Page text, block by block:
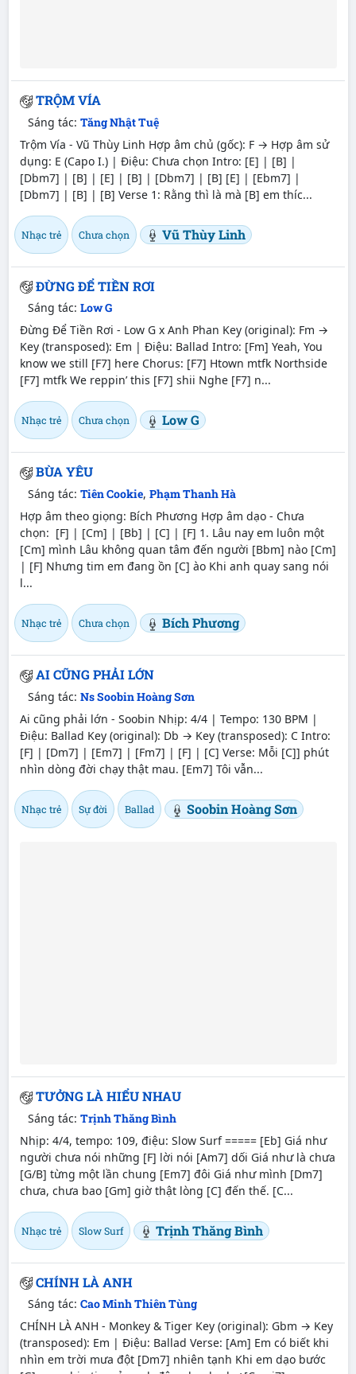
TRỘM VÍA
Sáng tác: Tăng Nhật Tuệ
Trộm Vía - Vũ Thùy Linh Hợp âm chủ (gốc): F → Hợp âm sử
dụng: E (Capo I.) | Điệu: Chưa chọn Intro: [E] | [B] |
[Dbm7] | [B] | [E] | [B] | [Dbm7] | [B] [E] | [Ebm7] |
[Dbm7] | [B] | [B] Verse 1: Rằng thì là mà [B] em thíc...
Nhạc trẻ Chưa chọn Vũ Thùy Linh
ĐỪNG ĐỂ TIỀN RƠI
Sáng tác: Low G
Đừng Để Tiền Rơi - Low G x Anh Phan Key (original): Fm →
Key (transposed): Em | Điệu: Ballad Intro: [Fm] Yeah, You
know we still [F7] here Chorus: [F7] Htown mtfk Northside
[F7] mtfk We reppin’ this [F7] shii Nghe [F7] n...
Nhạc trẻ Chưa chọn Low G
BÙA YÊU
Sáng tác: Tiên Cookie, Phạm Thanh Hà
Hợp âm theo giọng: Bích Phương Hợp âm dạo - Chưa
chọn: [F] | [Cm] | [Bb] | [C] | [F] 1. Lâu nay em luôn một
[Cm] mình Lâu không quan tâm đến người [Bbm] nào [Cm]
| [F] Nhưng tim em đang ồn [C] ào Khi anh quay sang nói
l...
Nhạc trẻ Chưa chọn Bích Phương
AI CŨNG PHẢI LỚN
Sáng tác: Ns Soobin Hoàng Sơn
Ai cũng phải lớn - Soobin Nhịp: 4/4 | Tempo: 130 BPM |
Điệu: Ballad Key (original): Db → Key (transposed): C Intro:
[F] | [Dm7] | [Em7] | [Fm7] | [F] | [C] Verse: Mỗi [C]] phút
nhìn dòng đời chạy thật mau. [Em7] Tôi vẫn...
Nhạc trẻ Sự đời Ballad Soobin Hoàng Sơn
TƯỞNG LÀ HIỂU NHAU
Sáng tác: Trịnh Thăng Bình
Nhịp: 4/4, tempo: 109, điệu: Slow Surf ===== [Eb] Giá như
người chưa nói những [F] lời nói [Am7] dối Giá như là chưa
[G/B] từng một lần chung [Em7] đôi Giá như mình [Dm7]
chưa, chưa bao [Gm] giờ thật lòng [C] đến thế. [C...
Nhạc trẻ Slow Surf Trịnh Thăng Bình
CHÍNH LÀ ANH
Sáng tác: Cao Minh Thiên Tùng
CHÍNH LÀ ANH - Monkey & Tiger Key (original): Gbm → Key
(transposed): Em | Điệu: Ballad Verse: [Am] Em có biết khi
nhìn em trời mưa đột [Dm7] nhiên tạnh Khi em dạo bước